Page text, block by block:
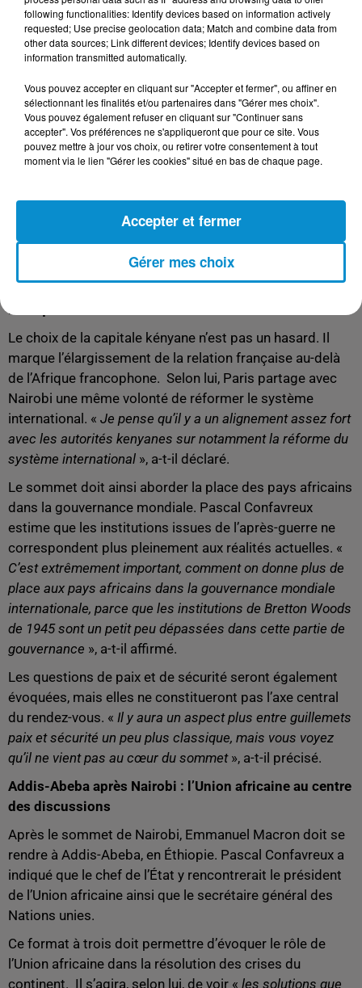
jeunesses, ces populations civiles, ces entrepreneurs».
« On n’aura plus ces critiques d’accusation de
colonialisme »
Pascal Confavreux a reconnu l’existence d’un regard
critique porté sur la politique française en Afrique. Mais
il estime que Paris a engagé une série de
transformations pour y répondre. «On n’aura plus ces
critiques d’accusation de colonialisme. On n’aura plus ces
sujets sécuritaires sur le continent africain
Pour le porte-parole, la France veut désormais s’appuyer
sur d’autres relais. «On se tourne vers les nouveaux relais
que sont en particulier ces jeunesses», a-t-il indiqué.
Pourquoi Nairobi ?
Le choix de la capitale kényane n’est pas un hasard. Il
marque l’élargissement de la relation française au-delà
de l’Afrique francophone. Selon lui, Paris partage avec
Nairobi une même volonté de réformer le système
international. « Je pense qu’il y a un alignement assez fort
avec les autorités kenyanes sur notamment la réforme du
système international », a-t-il déclaré.
Le sommet doit ainsi aborder la place des pays africains
dans la gouvernance mondiale. Pascal Confavreux
estime que les institutions issues de l’après-guerre ne
correspondent plus pleinement aux réalités actuelles. «
C’est extrêmement important, comment on donne plus de
place aux pays africains dans la gouvernance mondiale
internationale, parce que les institutions de Bretton Woods
de 1945 sont un petit peu dépassées dans cette partie de
gouvernance », a-t-il affirmé.
Les questions de paix et de sécurité seront également
évoquées, mais elles ne constitueront pas l’axe central
du rendez-vous. « Il y aura un aspect plus entre guillemets
paix et sécurité un peu plus classique, mais vous voyez
qu’il ne vient pas au cœur du sommet», a-t-il précisé.
Addis-Abeba après Nairobi : l’Union africaine au centre
des discussions
Après le sommet de Nairobi, Emmanuel Macron doit se
rendre à Addis-Abeba, en Éthiopie. Pascal Confavreux a
indiqué que le chef de l’État y rencontrerait le président
de l’Union africaine ainsi que le secrétaire général des
Nations unies.
Ce format à trois doit permettre d’évoquer le rôle de
l’Union africaine dans la résolution des crises du
continent. Il s’agira, selon lui, de voir « les solutions que
following functionalities: Identify devices based on information actively
requested; Use precise geolocation data; Match and combine data from
other data sources; Link different devices; Identify devices based on
information transmitted automatically.
Vous pouvez accepter en cliquant sur "Accepter et fermer", ou affiner en
sélectionnant les finalités et/ou partenaires dans "Gérer mes choix".
Vous pouvez également refuser en cliquant sur "Continuer sans
accepter". Vos préférences ne s'appliqueront que pour ce site. Vous
pouvez mettre à jour vos choix, ou retirer votre consentement à tout
moment via le lien "Gérer les cookies" situé en bas de chaque page.
Gérer mes choix
Accepter et fermer